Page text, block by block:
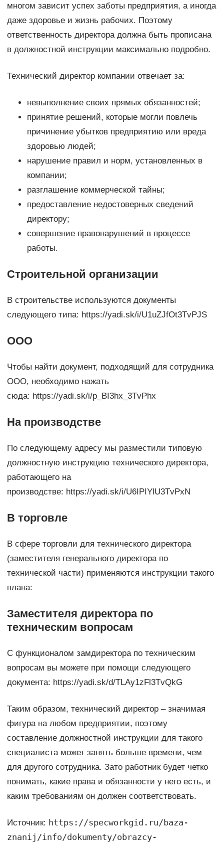
многом зависит успех заботы предприятия, а иногда
даже здоровье и жизнь рабочих. Поэтому
ответственность директора должна быть прописана
в должностной инструкции максимально подробно.
Технический директор компании отвечает за:
невыполнение своих прямых обязанностей;
принятие решений, которые могли повлечь
причинение убытков предприятию или вреда
здоровью людей;
нарушение правил и норм, установленных в
компании;
разглашение коммерческой тайны;
предоставление недостоверных сведений
директору;
совершение правонарушений в процессе
работы.
Строительной организации
В строительстве используются документы
следующего типа: https://yadi.sk/i/U1uZJfOt3TvPJS
ООО
Чтобы найти документ, подходящий для сотрудника
ООО, необходимо нажать
сюда: https://yadi.sk/i/p_BI3hx_3TvPhx
На производстве
По следующему адресу мы разместили типовую
должностную инструкцию технического директора,
работающего на
производстве: https://yadi.sk/i/U6IPIYlU3TvPxN
В торговле
В сфере торговли для технического директора
(заместителя генерального директора по
технической части) применяются инструкции такого
плана:
Заместителя директора по
техническим вопросам
С функционалом замдиректора по техническим
вопросам вы можете при помощи следующего
документа: https://yadi.sk/d/TLAy1zFl3TvQkG
Таким образом, технический директор – значимая
фигура на любом предприятии, поэтому
составление должностной инструкции для такого
специалиста может занять больше времени, чем
для другого сотрудника. Зато работник будет четко
понимать, какие права и обязанности у него есть, и
каким требованиям он должен соответствовать.
Источник: https://specworkgid.ru/baza-
znanij/info/dokumenty/obrazcy-